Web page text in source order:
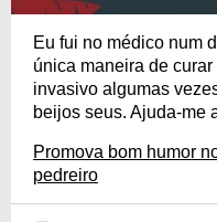
Eu fui no médico num
única maneira de
invasivo algumas
beijos seus. Ajuda-me
Promova bom humor
pedreiro